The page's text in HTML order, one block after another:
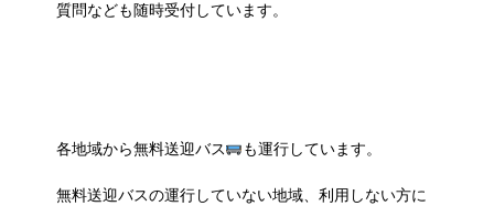
質問なども随時受付しています。
各地域から無料送迎バス も運行しています。
無料送迎バスの運行していない地域、利用しない方に